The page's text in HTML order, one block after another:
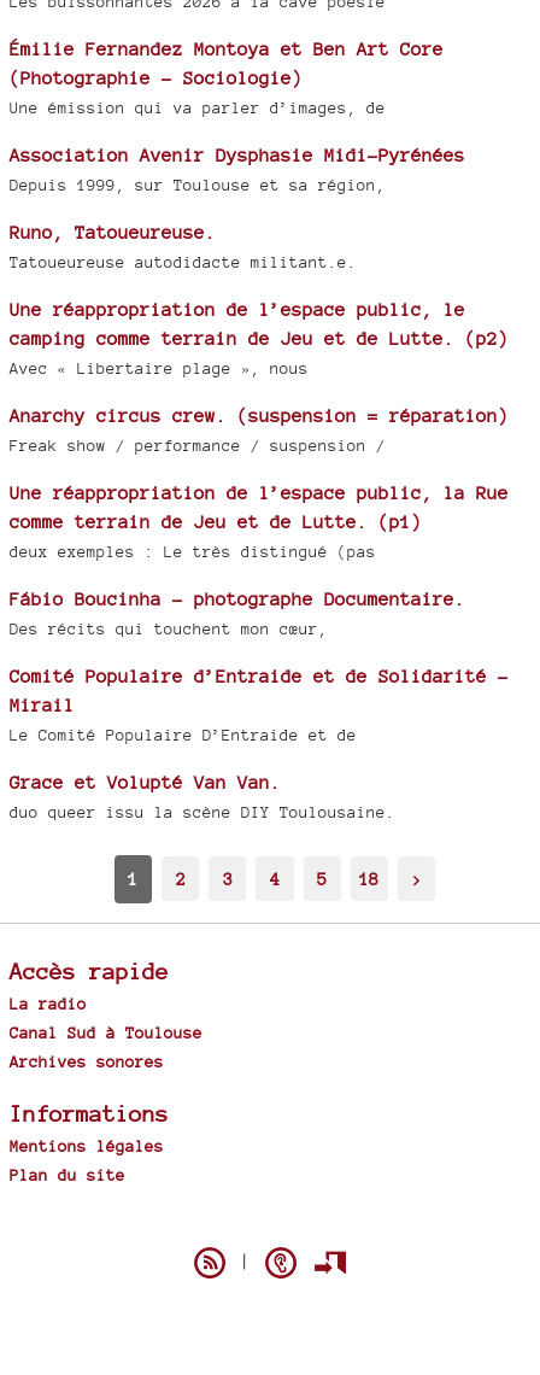
Émilie Fernandez Montoya et Ben Art Core
(Photographie - Sociologie)
Une émission qui va parler d’images, de
Association Avenir Dysphasie Midi-Pyrénées
Depuis 1999, sur Toulouse et sa région,
Runo, Tatoueureuse.
Tatoueureuse autodidacte militant.e.
Une réappropriation de l’espace public, le
camping comme terrain de Jeu et de Lutte. (p2)
Avec « Libertaire plage », nous
Anarchy circus crew. (suspension = réparation)
Freak show / performance / suspension /
Une réappropriation de l’espace public, la Rue
comme terrain de Jeu et de Lutte. (p1)
deux exemples : Le très distingué (pas
Fábio Boucinha - photographe Documentaire.
Des récits qui touchent mon cœur,
Comité Populaire d’Entraide et de Solidarité -
Mirail
Le Comité Populaire D’Entraide et de
Grace et Volupté Van Van.
duo queer issu la scène DIY Toulousaine.
1 2 3 4 5 18 >
Accès rapide
La radio
Canal Sud à Toulouse
Archives sonores
Informations
Mentions légales
Plan du site
|